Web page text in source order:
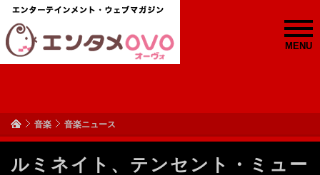
MENU
音楽 音楽ニュース
ルミネイト、テンセント・ミュー